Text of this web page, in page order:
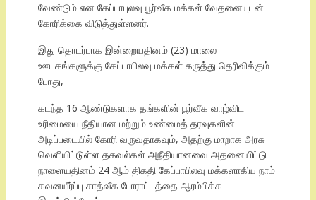
வேண்டும் என கேப்பாபுலவு பூர்வீக மக்கள் வேதனையுடன்
கோரிக்கை விடுத்துள்ளனர்.
இது தொடர்பாக இன்றையதினம் (23) மாலை
ஊடகங்களுக்கு கேப்பாபிலவு மக்கள் கருத்து தெரிவிக்கும்
போது,
கடந்த 16 ஆண்டுகளாக தங்களின் பூர்வீக வாழ்விட
உரிமையை நீதியான மற்றும் உண்மைத் தரவுகளின்
அடிப்படையில் கோரி வருவதாகவும், அதற்கு மாறாக அரசு
வெளியிட்டுள்ள தகவல்கள் அநீதியானவை அதனையிட்டு
நாளையதினம் 24 ஆம் திகதி கேப்பாபிலவு மக்களாகிய நாம்
கவனயீர்ப்பு சாத்வீக போராட்டத்தை ஆரம்பிக்க